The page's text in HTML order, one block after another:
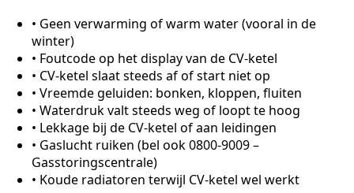
• Geen verwarming of warm water (vooral in de
winter)
• Foutcode op het display van de CV-ketel
• CV-ketel slaat steeds af of start niet op
• Vreemde geluiden: bonken, kloppen, fluiten
• Waterdruk valt steeds weg of loopt te hoog
• Lekkage bij de CV-ketel of aan leidingen
• Gaslucht ruiken (bel ook 0800-9009 –
Gasstoringscentrale)
• Koude radiatoren terwijl CV-ketel wel werkt